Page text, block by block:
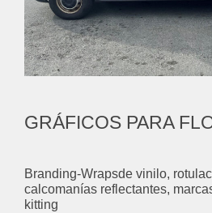
GRÁFICOS PARA
Branding-Wrapsde vinilo,
calcomanías reflectantes,
kitting